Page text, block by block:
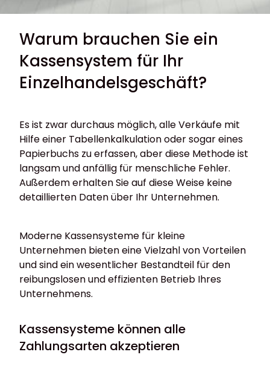
Warum brauchen Sie ein
Kassensystem für Ihr
Einzelhandelsgeschäft?
Es ist zwar durchaus möglich, alle Verkäufe mit
Hilfe einer Tabellenkalkulation oder sogar eines
Papierbuchs zu erfassen, aber diese Methode ist
langsam und anfällig für menschliche Fehler.
Außerdem erhalten Sie auf diese Weise keine
detaillierten Daten über Ihr Unternehmen.
Moderne Kassensysteme für kleine
Unternehmen bieten eine Vielzahl von Vorteilen
und sind ein wesentlicher Bestandteil für den
reibungslosen und effizienten Betrieb Ihres
Unternehmens.
Kassensysteme können alle
Zahlungsarten akzeptieren